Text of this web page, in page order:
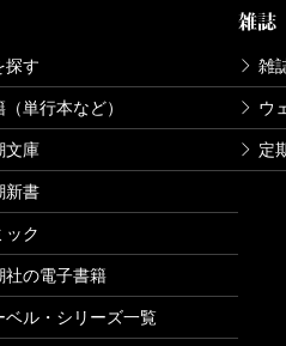
探す
（単行本など）
文庫
新書
ック
社の電子書籍
ベル・シリーズ一覧
雑誌
雑
ウ
定